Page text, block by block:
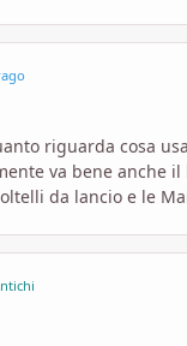
riguarda cosa
va bene anche
da lancio e le